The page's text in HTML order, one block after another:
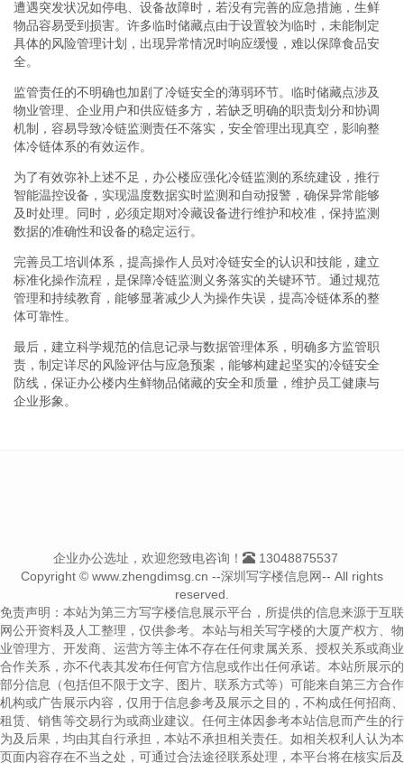
遭遇突发状况如停电、设备故障时，若没有完善的应急措施，生鲜
物品容易受到损害。许多临时储藏点由于设置较为临时，未能制定
具体的风险管理计划，出现异常情况时响应缓慢，难以保障食品安
全。
监管责任的不明确也加剧了冷链安全的薄弱环节。临时储藏点涉及
物业管理、企业用户和供应链多方，若缺乏明确的职责划分和协调
机制，容易导致冷链监测责任不落实，安全管理出现真空，影响整
体冷链体系的有效运作。
为了有效弥补上述不足，办公楼应强化冷链监测的系统建设，推行
智能温控设备，实现温度数据实时监测和自动报警，确保异常能够
及时处理。同时，必须定期对冷藏设备进行维护和校准，保持监测
数据的准确性和设备的稳定运行。
完善员工培训体系，提高操作人员对冷链安全的认识和技能，建立
标准化操作流程，是保障冷链监测义务落实的关键环节。通过规范
管理和持续教育，能够显著减少人为操作失误，提高冷链体系的整
体可靠性。
最后，建立科学规范的信息记录与数据管理体系，明确多方监管职
责，制定详尽的风险评估与应急预案，能够构建起坚实的冷链安全
防线，保证办公楼内生鲜物品储藏的安全和质量，维护员工健康与
企业形象。
企业办公选址，欢迎您致电咨询！
13048875537
Copyright © www.zhengdimsg.cn --深圳写字楼信息网-- All rights
reserved.
免责声明：本站为第三方写字楼信息展示平台，所提供的信息来源于互联
网公开资料及人工整理，仅供参考。本站与相关写字楼的大厦产权方、物
业管理方、开发商、运营方等主体不存在任何隶属关系、授权关系或商业
合作关系，亦不代表其发布任何官方信息或作出任何承诺。本站所展示的
部分信息（包括但不限于文字、图片、联系方式等）可能来自第三方合作
机构或广告展示内容，仅用于信息参考及展示之目的，不构成任何招商、
租赁、销售等交易行为或商业建议。任何主体因参考本站信息而产生的行
为及后果，均由其自行承担，本站不承担相关责任。如相关权利人认为本
页面内容存在不当之处，可通过合法途径联系处理，本平台将在核实后及